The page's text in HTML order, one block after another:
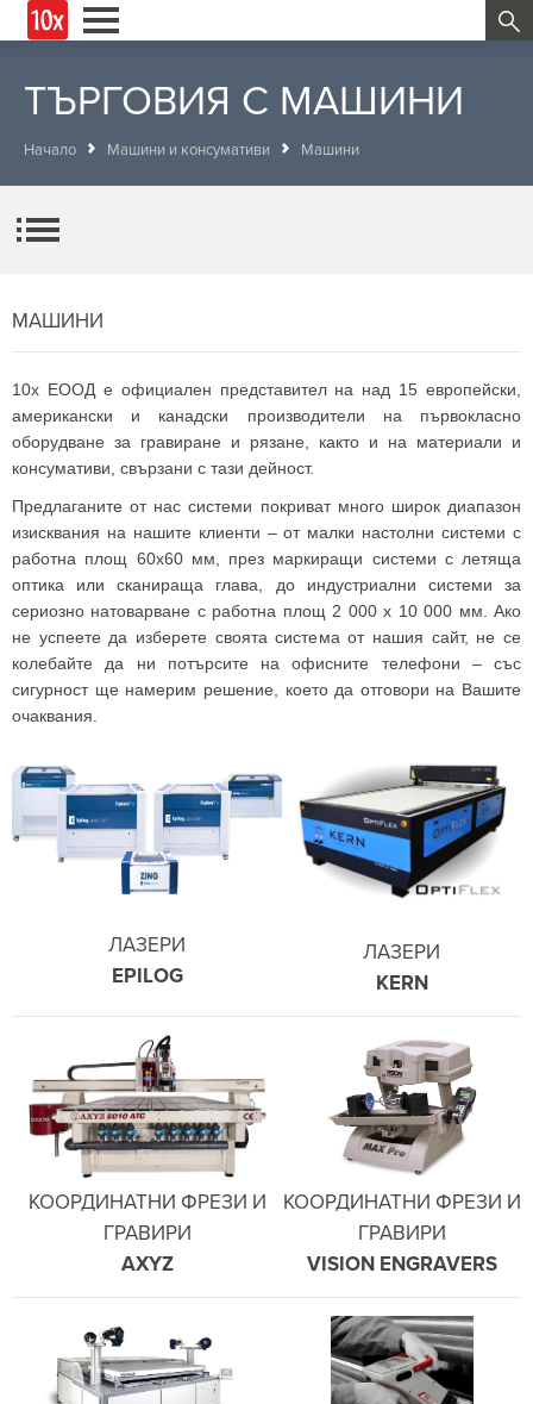
ТЪРГОВИЯ С МАШИНИ
Начало Машини и консумативи Машини
МАШИНИ
10x ЕООД е официален представител на над 15 европейски,
американски и канадски производители на първокласно
оборудване за гравиране и рязане, както и на материали и
консумативи, свързани с тази дейност.
Предлаганите от нас системи покриват много широк диапазон
изисквания на нашите клиенти – от малки настолни системи с
работна площ 60х60 мм, през маркиращи системи с летяща
оптика или сканираща глава, до индустриални системи за
сериозно натоварване с работна площ 2 000 х 10 000 мм. Ако
не успеете да изберете своята система от нашия сайт, не се
колебайте да ни потърсите на офисните телефони – със
сигурност ще намерим решение, което да отговори на Вашите
очаквания.
ЛАЗЕРИ
EPILOG
ЛАЗЕРИ
KERN
КООРДИНАТНИ ФРЕЗИ И
ГРАВИРИ
AXYZ
КООРДИНАТНИ ФРЕЗИ И
ГРАВИРИ
VISION ENGRAVERS